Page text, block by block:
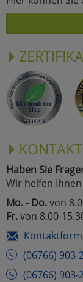
KONTAKT
Haben Sie
Wir helfen
Mo. - Do.von
Fr.von 8.00-
(06766) 903-
(06766) 903-